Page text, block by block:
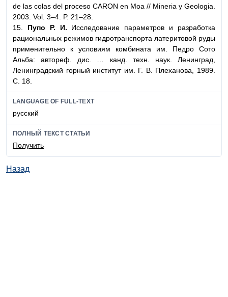
de las colas del proceso CARON en Moa // Mineria y Geologia.
2003. Vol. 3–4. P. 21–28.
15.
Пупо Р. И. Исследование параметров и разработка
рациональных режимов гидротранспорта латеритовой руды
применительно к условиям комбината им. Педро Сото
Альба: автореф. дис. … канд. техн. наук. Ленинград,
Ленинградский горный институт им. Г. В. Плеханова, 1989.
С. 18.
LANGUAGE OF FULL-TEXT
русский
ПОЛНЫЙ ТЕКСТ СТАТЬИ
Получить
Назад